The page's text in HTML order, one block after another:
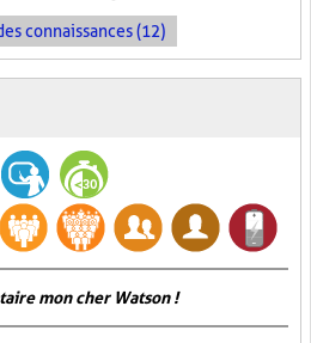
connaissances (12)
mon cher Watson !